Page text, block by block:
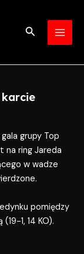
Search
karcie
grupy Top
na ring Jareda
w wadze
pomiędzy
1, 14 KO).